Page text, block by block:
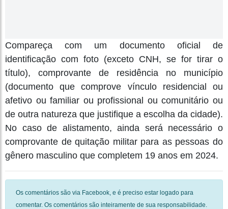
Compareça com um documento oficial de
identificação com foto (exceto CNH, se for tirar o
título), comprovante de residência no município
(documento que comprove vínculo residencial ou
afetivo ou familiar ou profissional ou comunitário ou
de outra natureza que justifique a escolha da cidade).
No caso de alistamento, ainda será necessário o
comprovante de quitação militar para as pessoas do
gênero masculino que completem 19 anos em 2024.
Os comentários são via Facebook, e é preciso estar logado para
comentar. Os comentários são inteiramente de sua responsabilidade.